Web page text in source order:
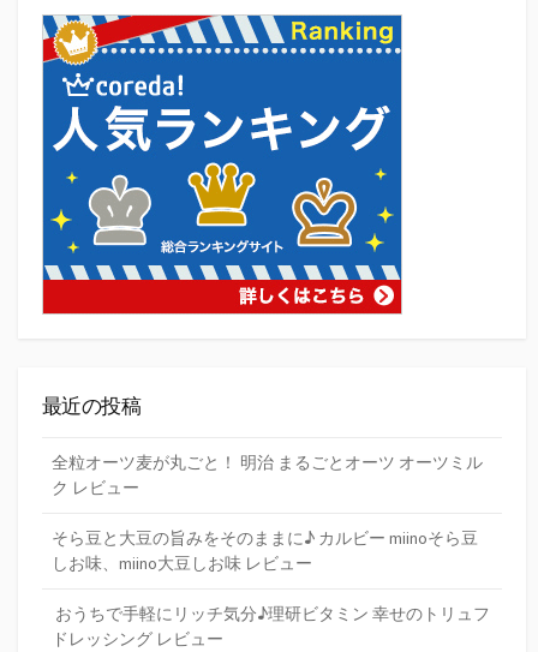
最近の投稿
全粒オーツ麦が丸ごと！ 明治 まるごとオーツ オーツミル
ク レビュー
そら豆と大豆の旨みをそのままに♪ カルビー miinoそら豆
しお味、miino大豆しお味 レビュー
おうちで手軽にリッチ気分♪理研ビタミン 幸せのトリュフ
ドレッシング レビュー